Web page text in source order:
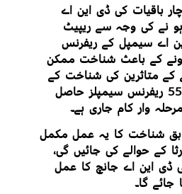
باقیات کی ڈی این اے
نے کی وجہ سے ریپیٹ
اے سیمپل کے ریفرنس
کے باعث شناخت ممکن
کے متاثرین کی شناخت کے
لیے مجموعی طور پر 55 ریفرنس سیمپلز حاصل
وار کام جاری ہے۔
شناخت کا یہ عمل مکمل
کے حوالے کی جائیں گی،
ڈی این اے جانچ کا عمل
گا۔